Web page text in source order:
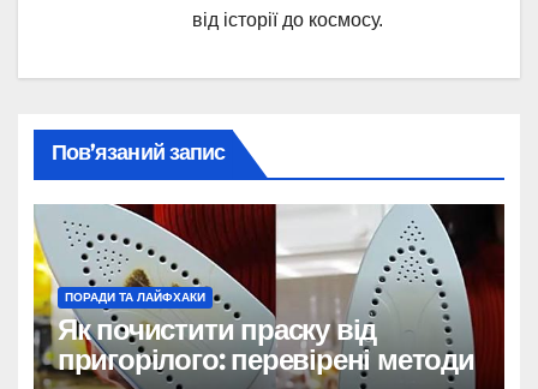
від історії до космосу.
Пов’язаний запис
ПОРАДИ ТА ЛАЙФХАКИ
Як почистити праску від
пригорілого: перевірені методи